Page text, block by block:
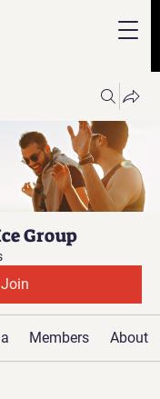
Group
Join
Members About